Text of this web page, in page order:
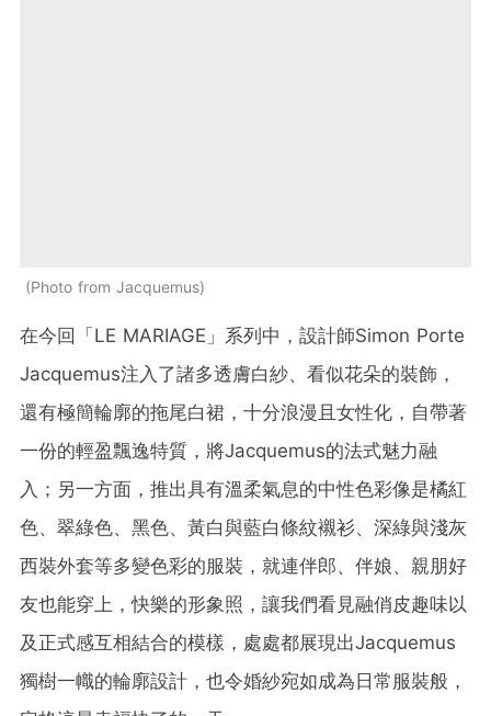
Photo from Jacquemus
在今回「LE MARIAGE」系列中，設計師Simon Porte
Jacquemus注入了諸多透膚白紗、看似花朵的裝飾，
還有極簡輪廓的拖尾白裙，十分浪漫且女性化，自帶著
一份的輕盈飄逸特質，將Jacquemus的法式魅力融
入；另一方面，推出具有溫柔氣息的中性色彩像是橘紅
色、翠綠色、黑色、黃白與藍白條紋襯衫、深綠與淺灰
西裝外套等多變色彩的服裝，就連伴郎、伴娘、親朋好
友也能穿上，快樂的形象照，讓我們看見融俏皮趣味以
及正式感互相結合的模樣，處處都展現出Jacquemus
獨樹一幟的輪廓設計，也令婚紗宛如成為日常服裝般，